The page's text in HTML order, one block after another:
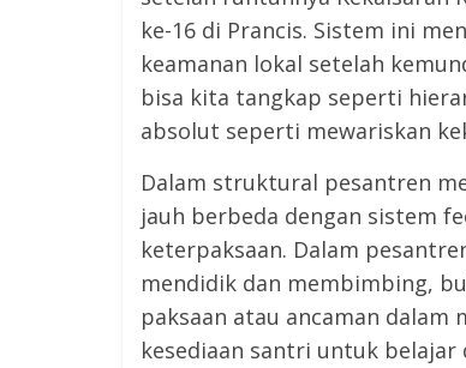
ke-16 di Prancis. Sistem ini
keamanan lokal setelah
bisa kita tangkap seperti
absolut seperti mewariskan
Dalam struktural pesantren
jauh berbeda dengan sistem
keterpaksaan. Dalam
mendidik dan membimbing,
paksaan atau ancaman dalam
kesediaan santri untuk